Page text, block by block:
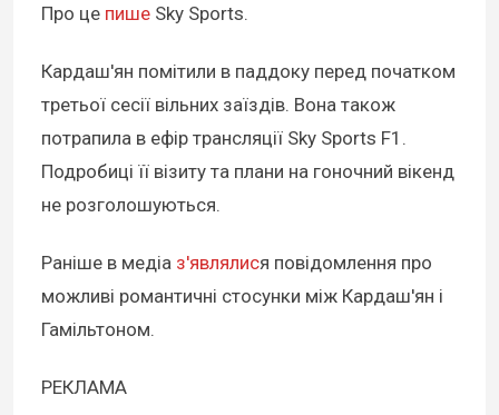
Про це пише Sky Sports.
Кардаш'ян помітили в паддоку перед початком
третьої сесії вільних заїздів. Вона також
потрапила в ефір трансляції Sky Sports F1.
Подробиці її візиту та плани на гоночний вікенд
не розголошуються.
Раніше в медіа з'являлися повідомлення про
можливі романтичні стосунки між Кардаш'ян і
Гамільтоном.
РЕКЛАМА